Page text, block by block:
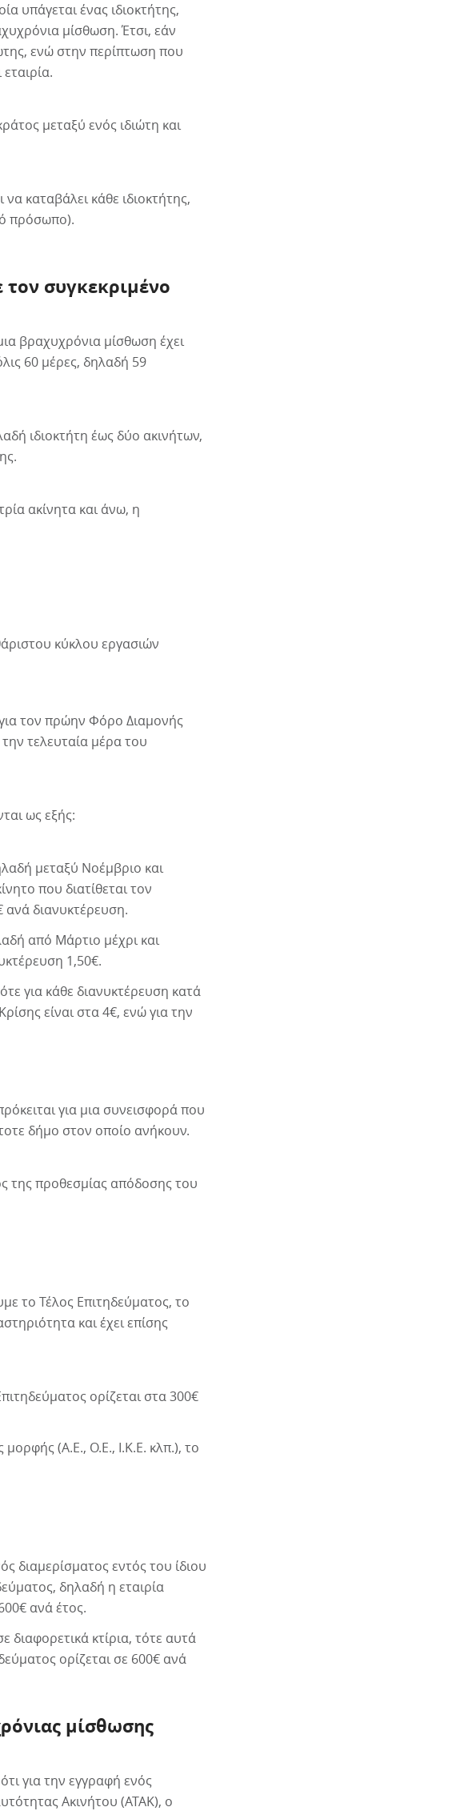
υπάγεται ένας ιδιοκτήτης,
μίσθωση. Έτσι, εάν
ενώ στην περίπτωση που
μεταξύ ενός ιδιώτη και
καταβάλει κάθε ιδιοκτήτης,
πρόσωπο).
τον συγκεκριμένο
βραχυχρόνια μίσθωση έχει
60 μέρες, δηλαδή 59
ιδιοκτήτη έως δύο ακινήτων,
ακίνητα και άνω, η
κύκλου εργασιών
για τον πρώην Φόρο Διαμονής
τελευταία μέρα του
ως εξής:
μεταξύ Νοέμβριο και
που διατίθεται τον
ανά διανυκτέρευση.
από Μάρτιο μέχρι και
1,50€.
για κάθε διανυκτέρευση κατά
είναι στα 4€, ενώ για την
για μια συνεισφορά που
δήμο στον οποίο ανήκουν.
της προθεσμίας απόδοσης του
το Τέλος Επιτηδεύματος, το
και έχει επίσης
ορίζεται στα 300€
(Α.Ε., Ο.Ε., Ι.Κ.Ε. κλπ.), το
διαμερίσματος εντός του ίδιου
δηλαδή η εταιρία
ανά έτος.
διαφορετικά κτίρια, τότε αυτά
ορίζεται σε 600€ ανά
μίσθωσης
για την εγγραφή ενός
Ακινήτου (ΑΤΑΚ), ο